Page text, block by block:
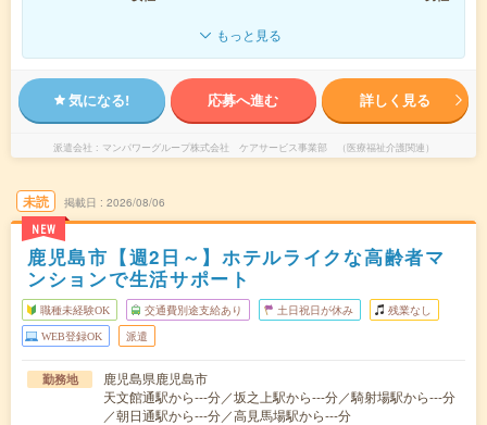
もっと見る
気になる! 応募へ進む 詳しく見る
派遣会社 マンパワーグループ株式会社 ケアサービス事業部 （医療福祉介護関連）
未読
NEW
掲載日 2026/08/06
鹿児島市【週2日～】ホテルライクな高齢者マ
ンションで生活サポート
職種未経験OK 交通費別途支給あり 土日祝日が休み 残業なし
WEB登録OK 派遣
勤務地
鹿児島県鹿児島市
天文館通駅から---分／坂之上駅から---分／騎射場駅から---分
／朝日通駅から---分／高見馬場駅から---分